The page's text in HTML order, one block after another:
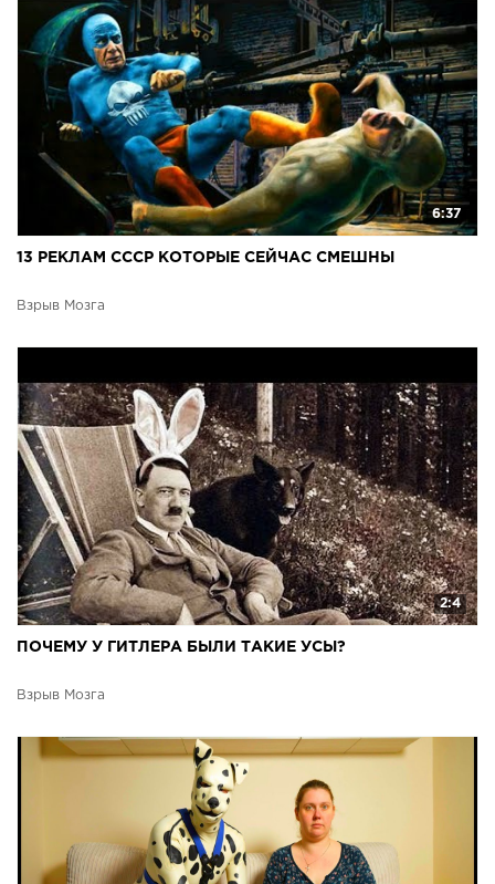
6:37
13 РЕКЛАМ СССР КОТОРЫЕ СЕЙЧАС СМЕШНЫ
Взрыв Мозга
2:4
ПОЧЕМУ У ГИТЛЕРА БЫЛИ ТАКИЕ УСЫ?
Взрыв Мозга